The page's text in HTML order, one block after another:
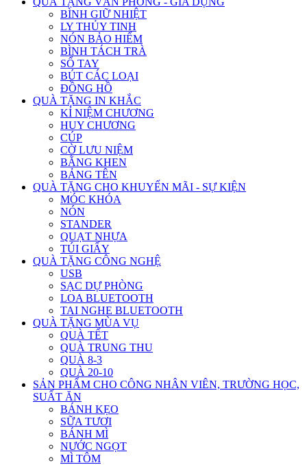
BÌNH GIỮ NHIỆT
LY THỦY TINH
NÓN BẢO HIỂM
BÌNH TÁCH TRÀ
SỔ TAY
BÚT CÁC LOẠI
ĐỒNG HỒ
QUÀ TẶNG IN KHẮC
KỈ NIỆM CHƯƠNG
HUY CHƯƠNG
CÚP
CỜ LƯU NIỆM
BẰNG KHEN
BẢNG TÊN
QUÀ TẶNG CHO KHUYẾN MÃI - SỰ KIỆN
MÓC KHÓA
NÓN
STANDER
QUẠT NHỰA
TÚI GIẤY
QUÀ TẶNG CÔNG NGHỆ
USB
SẠC DỰ PHÒNG
LOA BLUETOOTH
TAI NGHE BLUETOOTH
QUÀ TẶNG MÙA VỤ
QUÀ TẾT
QUÀ TRUNG THU
QUÀ 8-3
QUÀ 20-10
SẢN PHẨM CHO CÔNG NHÂN VIÊN, TRƯỜNG HỌC,
SUẤT ĂN
BÁNH KẸO
SỮA TƯƠI
BÁNH MÌ
NƯỚC NGỌT
MÌ TÔM